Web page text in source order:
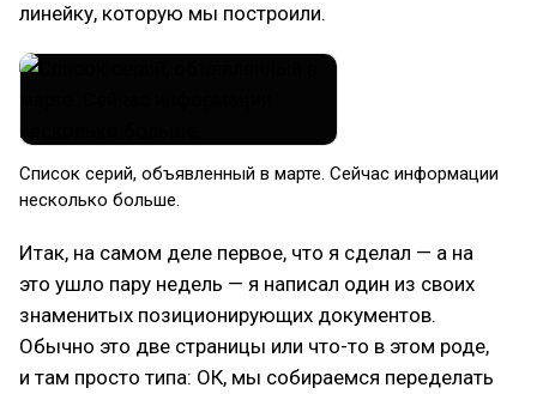
линейку, которую мы построили.
Список серий, объявленный в марте. Сейчас информации
несколько больше.
Итак, на самом деле первое, что я сделал — а на
это ушло пару недель — я написал один из своих
знаменитых позиционирующих документов.
Обычно это две страницы или что-то в этом роде,
и там просто типа: ОК, мы собираемся переделать